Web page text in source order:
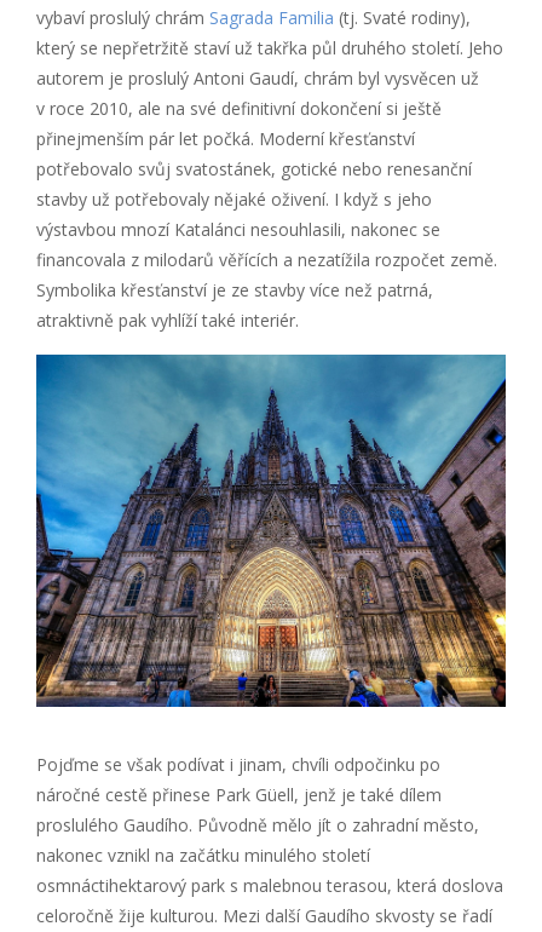
vybaví proslulý chrám Sagrada Familia (tj. Svaté rodiny),
který se nepřetržitě staví už takřka půl druhého století. Jeho
autorem je proslulý Antoni Gaudí, chrám byl vysvěcen už
v roce 2010, ale na své definitivní dokončení si ještě
přinejmenším pár let počká. Moderní křesťanství
potřebovalo svůj svatostánek, gotické nebo renesanční
stavby už potřebovaly nějaké oživení. I když s jeho
výstavbou mnozí Katalánci nesouhlasili, nakonec se
financovala z milodarů věřících a nezatížila rozpočet země.
Symbolika křesťanství je ze stavby více než patrná,
atraktivně pak vyhlíží také interiér.
Pojďme se však podívat i jinam, chvíli odpočinku po
náročné cestě přinese Park Güell, jenž je také dílem
proslulého Gaudího. Původně mělo jít o zahradní město,
nakonec vznikl na začátku minulého století
osmnáctihektarový park s malebnou terasou, která doslova
celoročně žije kulturou. Mezi další Gaudího skvosty se řadí